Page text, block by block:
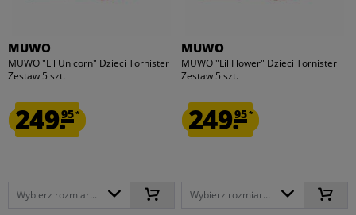
MUWO
MUWO "Lil Unicorn" Dzieci Tornister
Zestaw 5 szt.
249.95*
Wybierz rozmiar...
MUWO
MUWO "Lil Flower" Dzieci Tornister
Zestaw 5 szt.
249.95*
Wybierz rozmiar...